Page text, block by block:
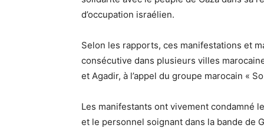
d’occupation israélien.
Selon les rapports, ces manifestations et
consécutive dans plusieurs villes
et Agadir, à l’appel du groupe marocain «
Les manifestants ont vivement condamné
et le personnel soignant dans la bande de